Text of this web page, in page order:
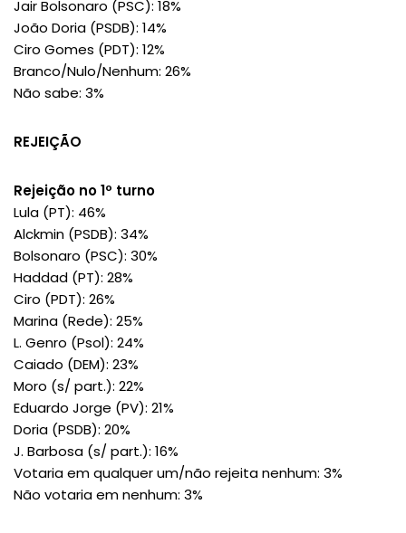
Jair Bolsonaro (PSC): 18%
João Doria (PSDB): 14%
Ciro Gomes (PDT): 12%
Branco/Nulo/Nenhum: 26%
Não sabe: 3%
REJEIÇÃO
Rejeição no 1º turno
Lula (PT): 46%
Alckmin (PSDB): 34%
Bolsonaro (PSC): 30%
Haddad (PT): 28%
Ciro (PDT): 26%
Marina (Rede): 25%
L. Genro (Psol): 24%
Caiado (DEM): 23%
Moro (s/ part.): 22%
Eduardo Jorge (PV): 21%
Doria (PSDB): 20%
J. Barbosa (s/ part.): 16%
Votaria em qualquer um/não rejeita nenhum: 3%
Não votaria em nenhum: 3%